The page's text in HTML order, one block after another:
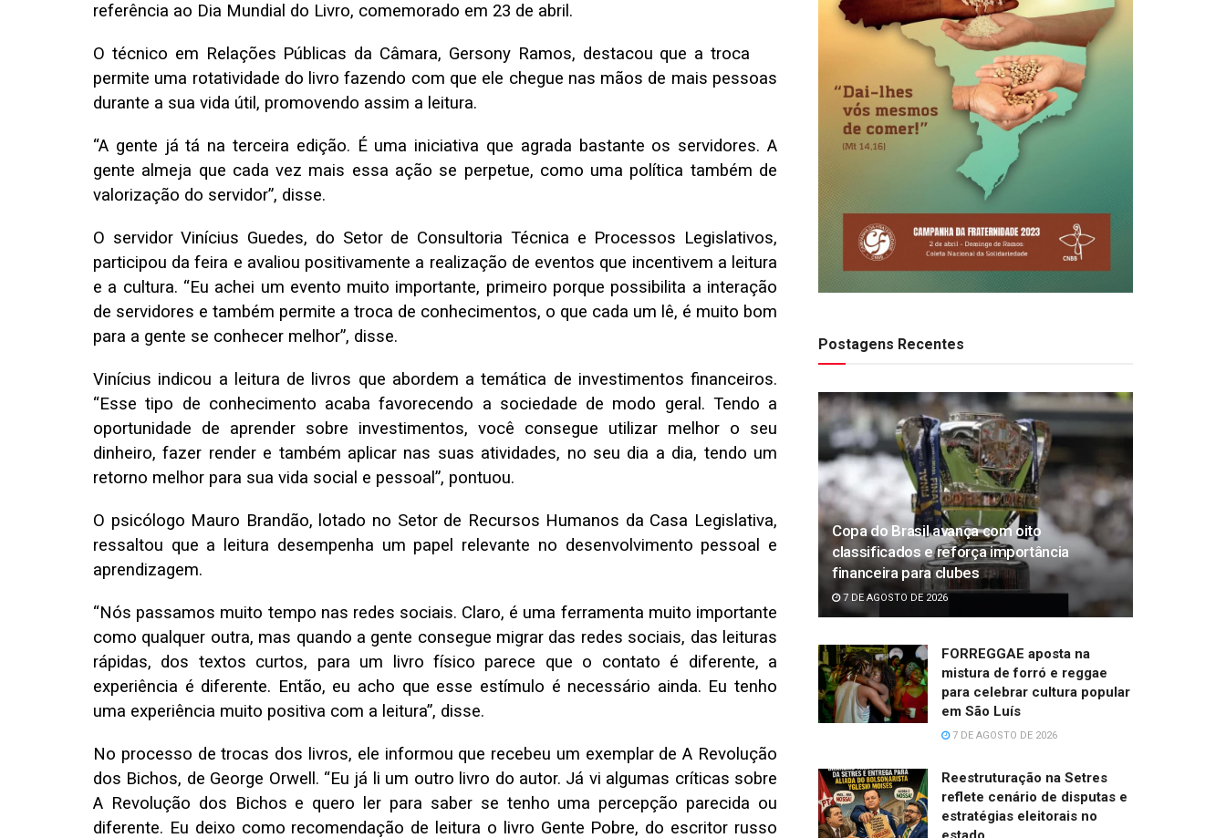
referência ao Dia Mundial do Livro, comemorado em 23 de abril.
O técnico em Relações Públicas da Câmara, Gersony Ramos, destacou que a troca
permite uma rotatividade do livro fazendo com que ele chegue nas mãos de mais pessoas
durante a sua vida útil, promovendo assim a leitura.
“A gente já tá na terceira edição. É uma iniciativa que agrada bastante os servidores. A
gente almeja que cada vez mais essa ação se perpetue, como uma política também de
valorização do servidor”, disse.
O servidor Vinícius Guedes, do Setor de Consultoria Técnica e Processos Legislativos,
participou da feira e avaliou positivamente a realização de eventos que incentivem a leitura
e a cultura. “Eu achei um evento muito importante, primeiro porque possibilita a interação
de servidores e também permite a troca de conhecimentos, o que cada um lê, é muito bom
para a gente se conhecer melhor”, disse.
Vinícius indicou a leitura de livros que abordem a temática de investimentos financeiros.
“Esse tipo de conhecimento acaba favorecendo a sociedade de modo geral. Tendo a
oportunidade de aprender sobre investimentos, você consegue utilizar melhor o seu
dinheiro, fazer render e também aplicar nas suas atividades, no seu dia a dia, tendo um
retorno melhor para sua vida social e pessoal”, pontuou.
O psicólogo Mauro Brandão, lotado no Setor de Recursos Humanos da Casa Legislativa,
ressaltou que a leitura desempenha um papel relevante no desenvolvimento pessoal e
aprendizagem.
“Nós passamos muito tempo nas redes sociais. Claro, é uma ferramenta muito importante
como qualquer outra, mas quando a gente consegue migrar das redes sociais, das leituras
rápidas, dos textos curtos, para um livro físico parece que o contato é diferente, a
experiência é diferente. Então, eu acho que esse estímulo é necessário ainda. Eu tenho
uma experiência muito positiva com a leitura”, disse.
No processo de trocas dos livros, ele informou que recebeu um exemplar de A Revolução
dos Bichos, de George Orwell. “Eu já li um outro livro do autor. Já vi algumas críticas sobre
A Revolução dos Bichos e quero ler para saber se tenho uma percepção parecida ou
diferente. Eu deixo como recomendação de leitura o livro Gente Pobre, do escritor russo
Postagens Recentes
Copa do Brasil avança com oito
classificados e reforça importância
financeira para clubes
7 DE AGOSTO DE 2026
FORREGGAE aposta na
mistura de forró e reggae
para celebrar cultura popular
em São Luís
7 DE AGOSTO DE 2026
Reestruturação na Setres
reflete cenário de disputas e
estratégias eleitorais no